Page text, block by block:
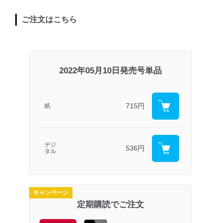
ご注文はこちら
2022年05月10日発売号単品
紙 715円
デジ
タル
536円
キャンペーン
定期購読でご注文